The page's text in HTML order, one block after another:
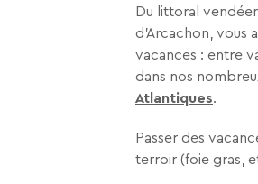
Du littoral
d’Arcachon,
vacances : entre
dans nos
Atlantiques.
Passer des
terroir (foie gras,